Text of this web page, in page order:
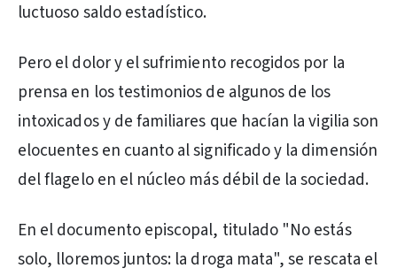
luctuoso saldo estadístico.
Pero el dolor y el sufrimiento recogidos por la
prensa en los testimonios de algunos de los
intoxicados y de familiares que hacían la vigilia son
elocuentes en cuanto al significado y la dimensión
del flagelo en el núcleo más débil de la sociedad.
En el documento episcopal, titulado "No estás
solo, lloremos juntos: la droga mata", se rescata el